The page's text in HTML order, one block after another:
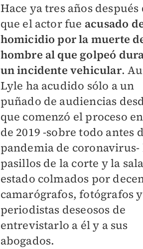
Hace ya tres años después
que el actor fue acusado
homicidio por la muerte
hombre al que golpeó
un incidente vehicular.
Lyle ha acudido sólo a un
puñado de audiencias
que comenzó el proceso
de 2019 -sobre todo antes
pandemia de coronavirus-
pasillos de la corte y la
estado colmados por
camarógrafos, fotógrafos y
periodistas deseosos de
entrevistarlo a él y a sus
abogados.